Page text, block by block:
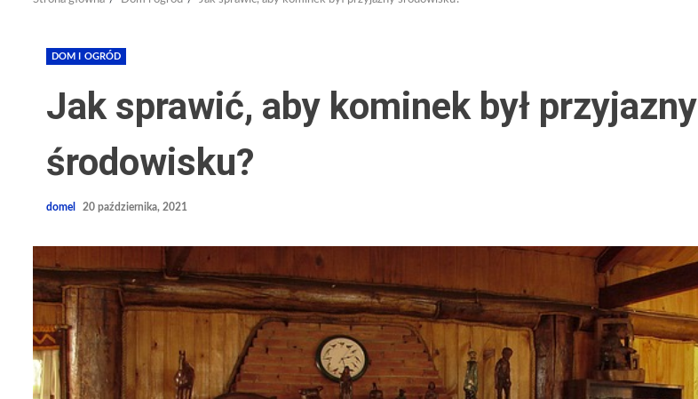
DOM I OGRÓD
Jak sprawić, aby kominek był przyjazny
środowisku?
domel 20 października, 2021